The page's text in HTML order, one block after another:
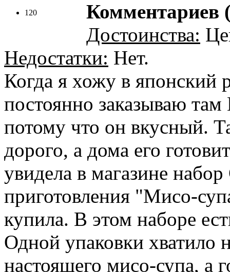
120
Комментариев
Достоинства:
Недостатки: Нет.
Когда я хожу в японский
постоянно заказываю
потому что он вкусный.
дорого, а дома его
увидела в магазине
приготовления "Мисо-
купила. В этом наборе
Одной упаковки хватило
настоящего мисо-супа, а